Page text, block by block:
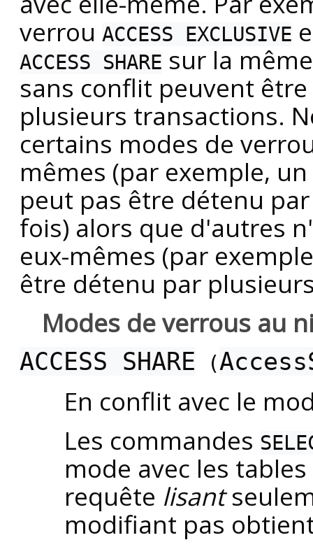
verrou ACCESS EXCLUSIVE
ACCESS SHARE sur la
sans conflit peuvent
plusieurs transactions.
certains modes de
mêmes (par exemple,
peut pas être détenu
fois) alors que d'autres
eux-mêmes (par
être détenu par
Modes de verrous au
ACCESS SHARE (
En conflit avec le
Les commandes
mode avec les
requête lisant
modifiant pas